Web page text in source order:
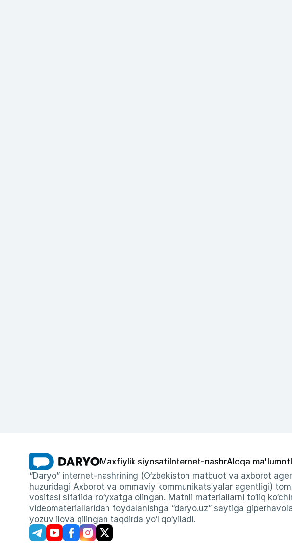
Maxfiylik siyosati Internet-nashrAloqa
“Daryo” internet-nashrining (O‘zbekiston matbuot va axborot
huzuridagi Axborot va ommaviy kommunikatsiyalar agentligi)
vositasi sifatida ro‘yxatga olingan. Matnli materiallarni to‘liq
videomateriallaridan foydalanishga “daryo.uz” saytiga
yozuv ilova qilingan taqdirda yo‘l qo‘yiladi.